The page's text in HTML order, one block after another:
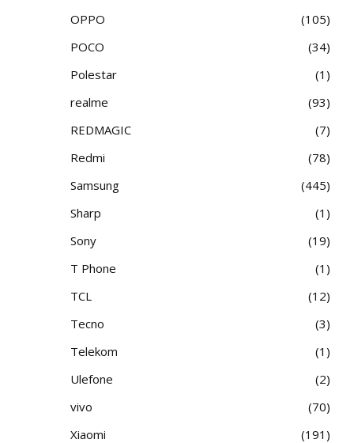
OPPO
105
POCO
34
Polestar
1
realme
93
REDMAGIC
7
Redmi
78
Samsung
445
Sharp
1
Sony
19
T Phone
1
TCL
12
Tecno
3
Telekom
1
Ulefone
2
vivo
70
Xiaomi
191